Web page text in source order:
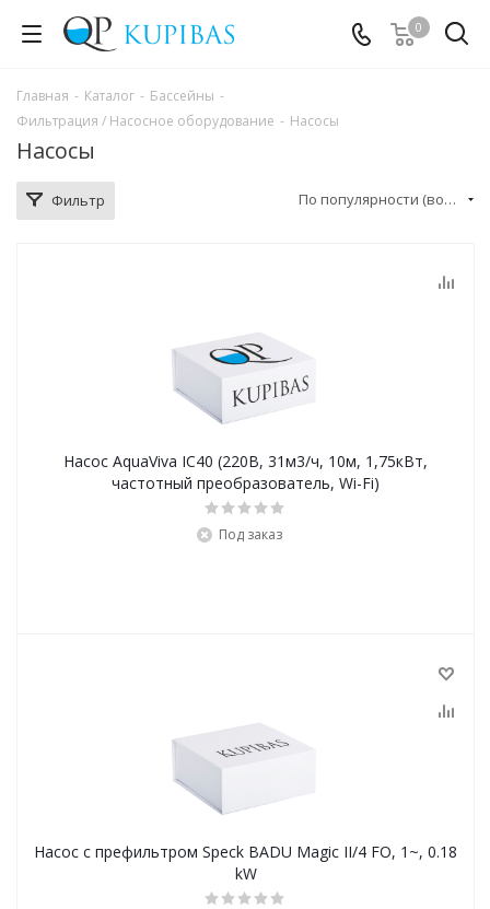
0
Главная - Каталог - Бассейны -
Фильтрация / Насосное оборудование - Насосы
Насосы
Фильтр По популярности (возрастание)
Насос AquaViva IC40 (220В, 31м3/ч, 10м, 1,75кВт,
частотный преобразователь, Wi-Fi)
Под заказ
Насос с префильтром Speck BADU Magic II/4 FO, 1~, 0.18
kW